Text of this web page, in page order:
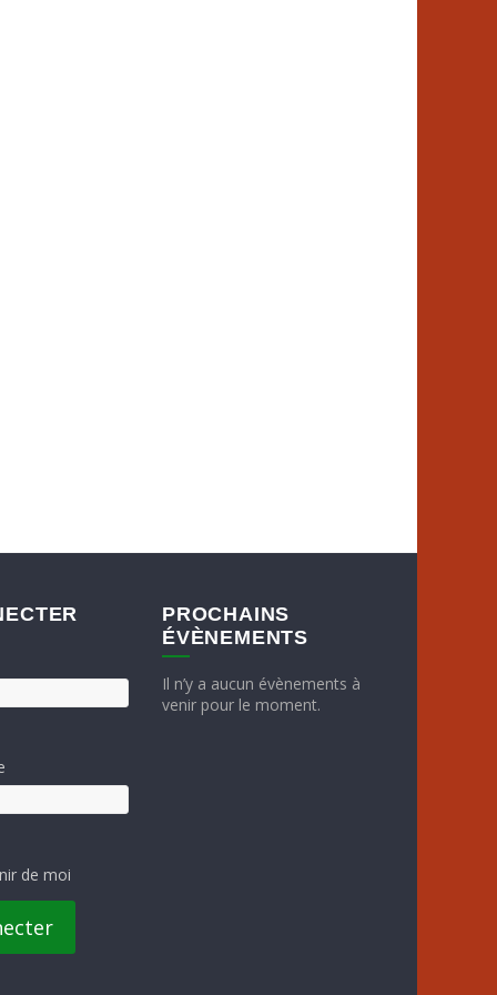
de moi
PROCHAINS
ÉVÈNEMENTS
Il n’y a aucun évènements à
venir pour le moment.